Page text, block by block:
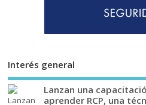
Interés general
Lanzan una
aprender RCP, una